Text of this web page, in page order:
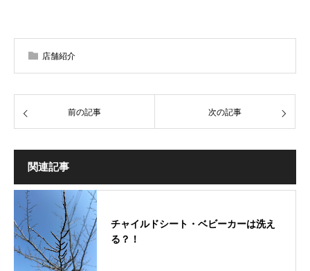
店舗紹介
前の記事 次の記事
関連記事
チャイルドシート・ベビーカーは洗え
る？！